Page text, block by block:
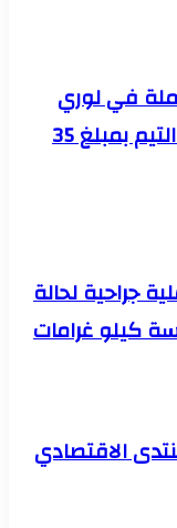
في لوري
ومغطاة بروث بهائمووالوالي يحفز التيم بمبلغ 35
جراحية لحالة
كيلو غرامات
الاقتصادي